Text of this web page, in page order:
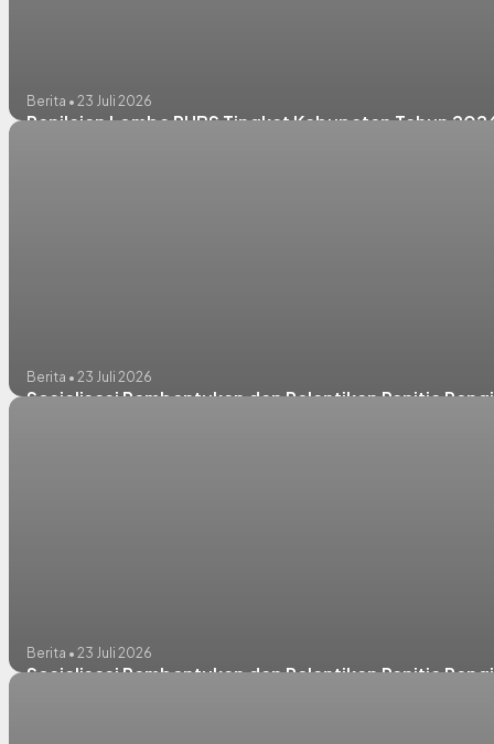
Berita • 23 Juli 2026
Penilaian Lomba PHBS Tingkat Kabupaten Tahun
Berita • 23 Juli 2026
Sosialisasi Pembentukan dan Pelantikan Panitia
Berita • 23 Juli 2026
Sosialisasi Pembentukan dan Pelantikan Panitia